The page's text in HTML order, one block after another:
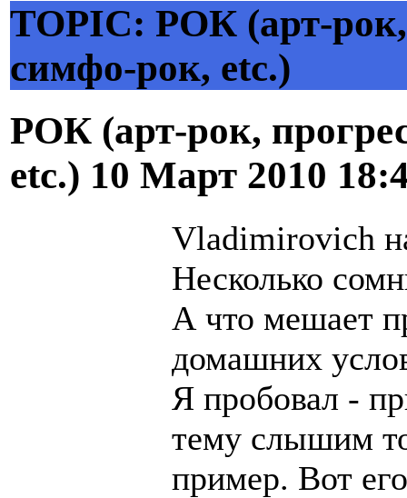
TOPIC: РОК (арт-рок,
симфо-рок, etc.)
РОК (арт-рок,
etc.) 10 Март 2010
Vladimirovich
Несколько
А что мешает
домашних
Я пробовал -
тему слышим
пример. Вот